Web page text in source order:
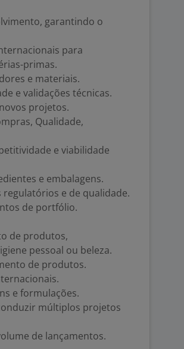
garantindo o
para
primas.
e materiais.
e validações técnicas.
projetos.
Qualidade,
e viabilidade
e embalagens.
e de qualidade.
de portfólio.
de produtos,
pessoal ou beleza.
de produtos.
e formulações.
múltiplos projetos
de lançamentos.